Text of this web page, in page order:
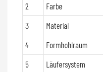
2
Farbe
3
Material
4
Formhohlraum
5
Läufersystem